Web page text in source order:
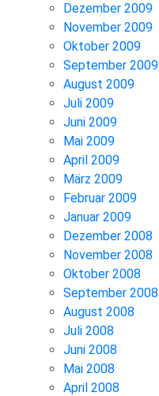
Dezember 2009
November 2009
Oktober 2009
September 2009
August 2009
Juli 2009
Juni 2009
Mai 2009
April 2009
März 2009
Februar 2009
Januar 2009
Dezember 2008
November 2008
Oktober 2008
September 2008
August 2008
Juli 2008
Juni 2008
Mai 2008
April 2008